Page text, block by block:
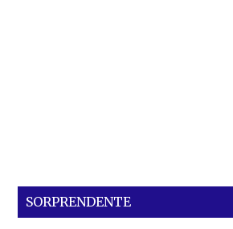
SORPRENDENTE